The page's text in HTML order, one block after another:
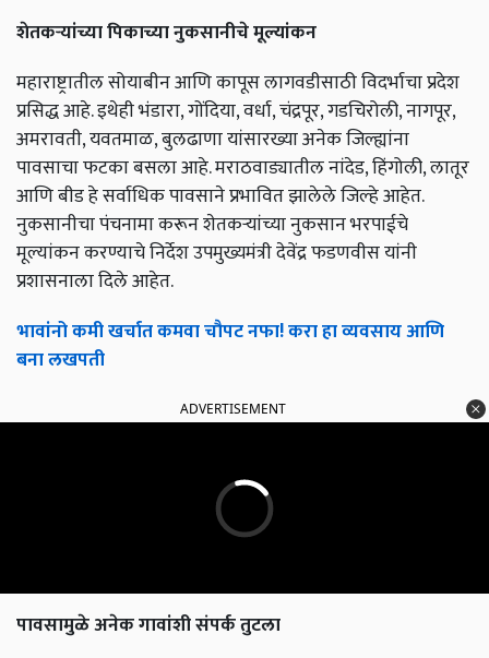
शेतकऱ्यांच्या पिकाच्या नुकसानीचे मूल्यांकन
महाराष्ट्रातील सोयाबीन आणि कापूस लागवडीसाठी विदर्भाचा प्रदेश
प्रसिद्ध आहे. इथेही भंडारा, गोंदिया, वर्धा, चंद्रपूर, गडचिरोली, नागपूर,
अमरावती, यवतमाळ, बुलढाणा यांसारख्या अनेक जिल्ह्यांना
पावसाचा फटका बसला आहे. मराठवाड्यातील नांदेड, हिंगोली, लातूर
आणि बीड हे सर्वाधिक पावसाने प्रभावित झालेले जिल्हे आहेत.
नुकसानीचा पंचनामा करून शेतकऱ्यांच्या नुकसान भरपाईचे
मूल्यांकन करण्याचे निर्देश उपमुख्यमंत्री देवेंद्र फडणवीस यांनी
प्रशासनाला दिले आहेत.
भावांनो कमी खर्चात कमवा चौपट नफा! करा हा व्यवसाय आणि
बना लखपती
ADVERTISEMENT
पावसामुळे अनेक गावांशी संपर्क तुटला